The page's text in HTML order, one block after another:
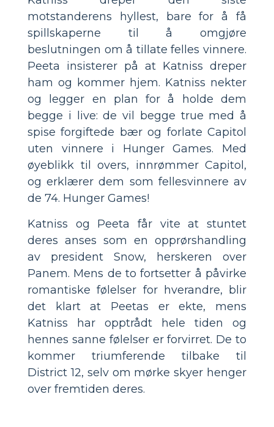
motstanderens hyllest, bare for å få
spillskaperne til å omgjøre
beslutningen om å tillate felles vinnere.
Peeta insisterer på at Katniss dreper
ham og kommer hjem. Katniss nekter
og legger en plan for å holde dem
begge i live: de vil begge true med å
spise forgiftede bær og forlate Capitol
uten vinnere i Hunger Games. Med
øyeblikk til overs, innrømmer Capitol,
og erklærer dem som fellesvinnere av
de 74. Hunger Games!
Katniss og Peeta får vite at stuntet
deres anses som en opprørshandling
av president Snow, herskeren over
Panem. Mens de to fortsetter å påvirke
romantiske følelser for hverandre, blir
det klart at Peetas er ekte, mens
Katniss har opptrådt hele tiden og
hennes sanne følelser er forvirret. De to
kommer triumferende tilbake til
District 12, selv om mørke skyer henger
over fremtiden deres.